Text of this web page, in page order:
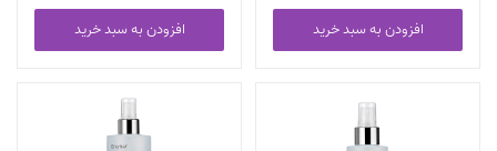
افزودن به سبد خرید افزودن به سبد خرید